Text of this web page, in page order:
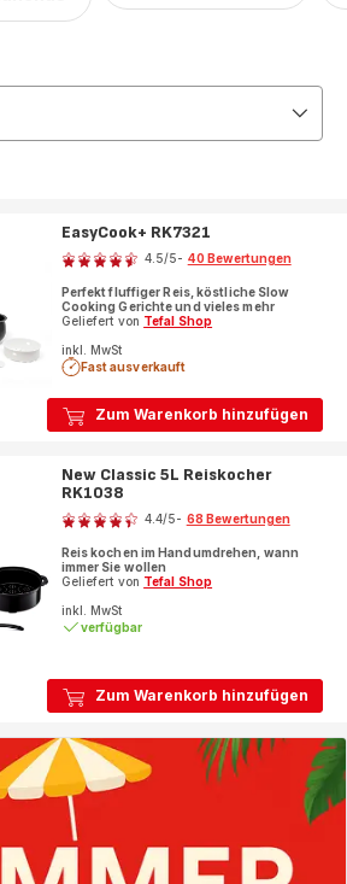
Zum Warenkorb hinzufügen
EasyCook+ RK7321
Bewertung
4.5/5- 40 Bewertungen
Perfekt fluffiger Reis, köstliche Slow
Cooking Gerichte und vieles mehr
Geliefert von Tefal Shop
inkl. MwSt
Fast ausverkauft
Zum Warenkorb hinzufügen
New Classic 5L Reiskocher
RK1038
Bewertung
4.4/5- 68 Bewertungen
Reis kochen im Handumdrehen, wann
immer Sie wollen
Geliefert von Tefal Shop
inkl. MwSt
verfügbar